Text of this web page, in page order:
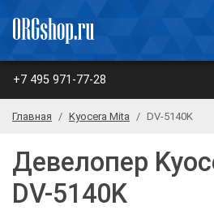
+7 495 971-77-28
Главная Kyocera Mita DV-5140K
Девелопер
DV-5140K